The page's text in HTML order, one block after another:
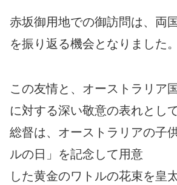
赤坂御用地での御訪問は、両
を振り返る機会となりました。
この友情と、オーストラリア
に対する深い敬意の表れとして
総督は、オーストラリアの子
ルの日」を記念して用意
した黄金のワトルの花束を皇